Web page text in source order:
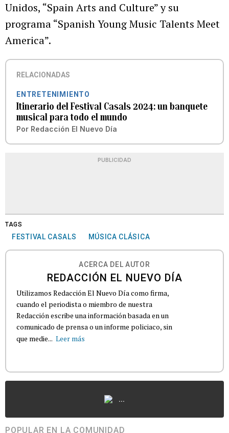
Unidos, “Spain Arts and Culture” y su
programa “Spanish Young Music Talents Meet
America”.
RELACIONADAS
ENTRETENIMIENTO
Itinerario del Festival Casals 2024: un banquete
musical para todo el mundo
Por Redacción El Nuevo Día
PUBLICIDAD
TAGS
FESTIVAL CASALS MÚSICA CLÁSICA
ACERCA DEL AUTOR
REDACCIÓN EL NUEVO DÍA
Utilizamos Redacción El Nuevo Día como firma,
cuando el periodista o miembro de nuestra
Redacción escribe una información basada en un
comunicado de prensa o un informe policiaco, sin
que medie... Leer más
...
POPULAR EN LA COMUNIDAD